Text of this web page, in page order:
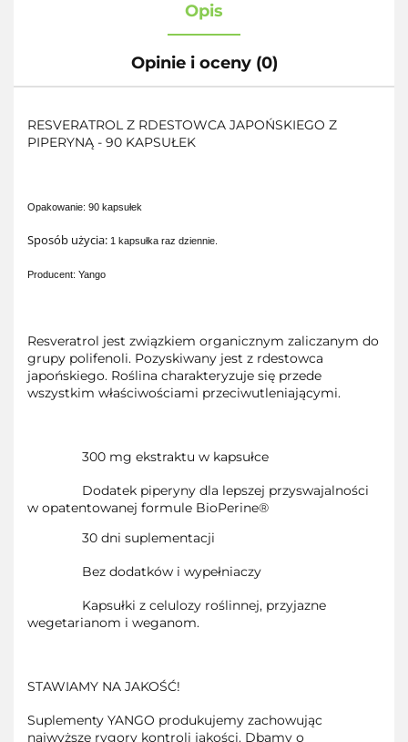
Opis
Opinie i oceny (0)
RESVERATROL Z RDESTOWCA JAPOŃSKIEGO Z
PIPERYNĄ - 90 KAPSUŁEK
Opakowanie: 90 kapsułek
Sposób użycia: 1 kapsułka raz dziennie.
Producent: Yango
Resveratrol jest związkiem organicznym zaliczanym do
grupy polifenoli. Pozyskiwany jest z rdestowca
japońskiego. Roślina charakteryzuje się przede
wszystkim właściwościami przeciwutleniającymi.
300 mg ekstraktu w kapsułce
Dodatek piperyny dla lepszej przyswajalności
w opatentowanej formule BioPerine®
30 dni suplementacji
Bez dodatków i wypełniaczy
Kapsułki z celulozy roślinnej, przyjazne
wegetarianom i weganom.
STAWIAMY NA JAKOŚĆ!
Suplementy YANGO produkujemy zachowując
najwyższe rygory kontroli jakości. Dbamy o